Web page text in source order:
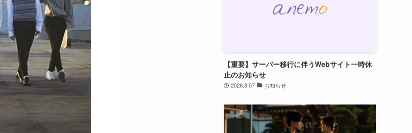
【重要】サーバー移行に伴うWebサイト一時休
止のお知らせ
2026.8.07 お知らせ